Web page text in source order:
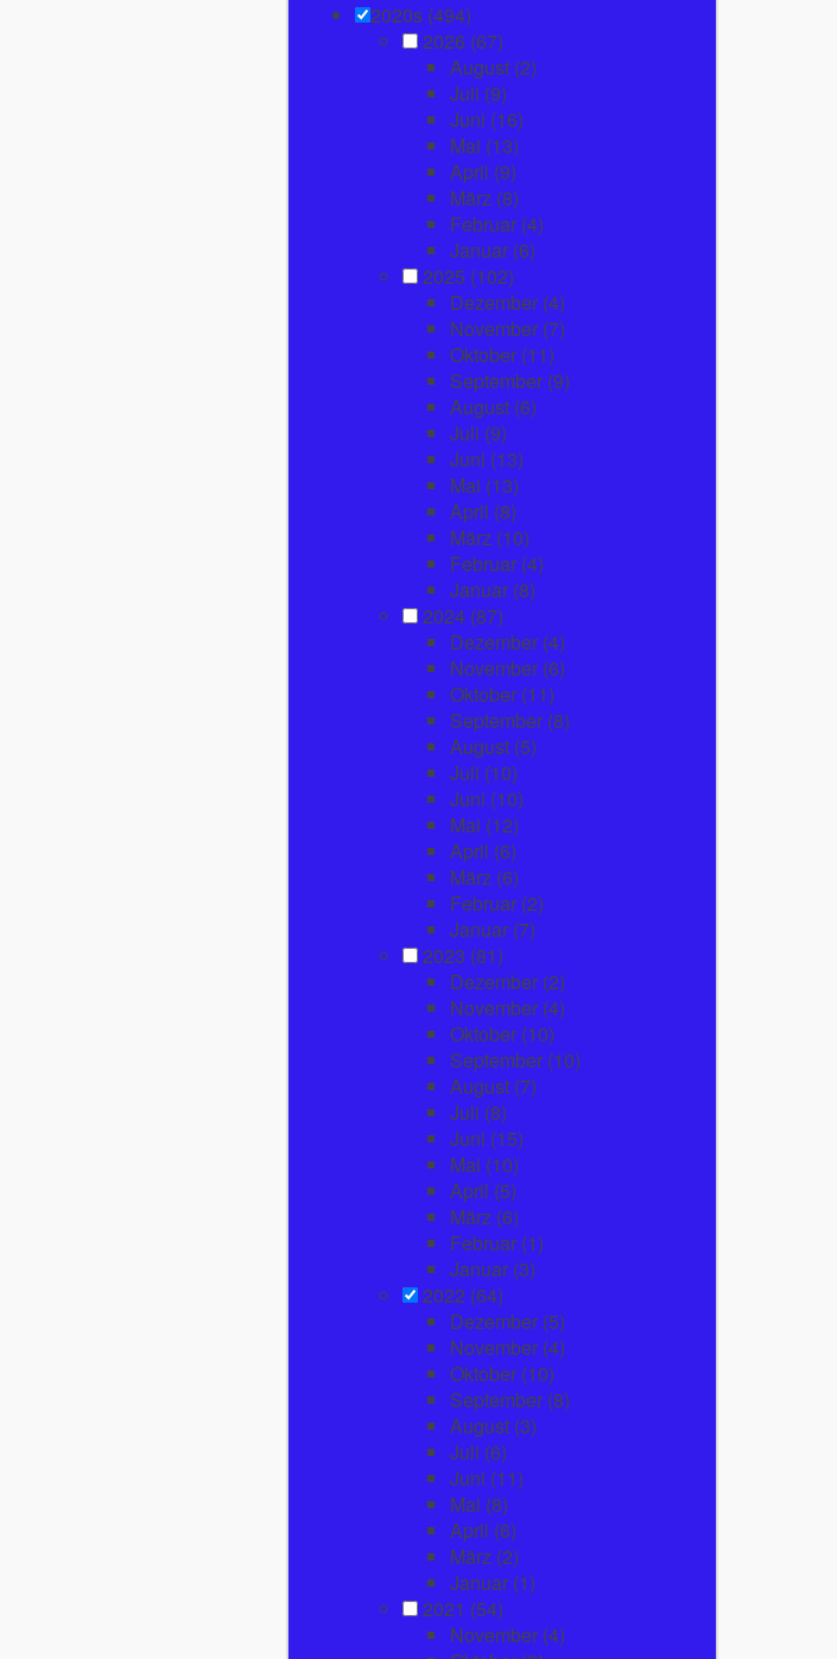
2020s (494)
2026 (67)
August (2)
Juli (9)
Juni (16)
Mai (13)
April (9)
März (8)
Februar (4)
Januar (6)
2025 (102)
Dezember (4)
November (7)
Oktober (11)
September (9)
August (6)
Juli (9)
Juni (13)
Mai (13)
April (8)
März (10)
Februar (4)
Januar (8)
2024 (87)
Dezember (4)
November (6)
Oktober (11)
September (8)
August (5)
Juli (10)
Juni (10)
Mai (12)
April (6)
März (6)
Februar (2)
Januar (7)
2023 (81)
Dezember (2)
November (4)
Oktober (10)
September (10)
August (7)
Juli (8)
Juni (15)
Mai (10)
April (5)
März (6)
Februar (1)
Januar (3)
2022 (64)
Dezember (5)
November (4)
Oktober (10)
September (8)
August (3)
Juli (6)
Juni (11)
Mai (8)
April (6)
März (2)
Januar (1)
2021 (54)
November (4)